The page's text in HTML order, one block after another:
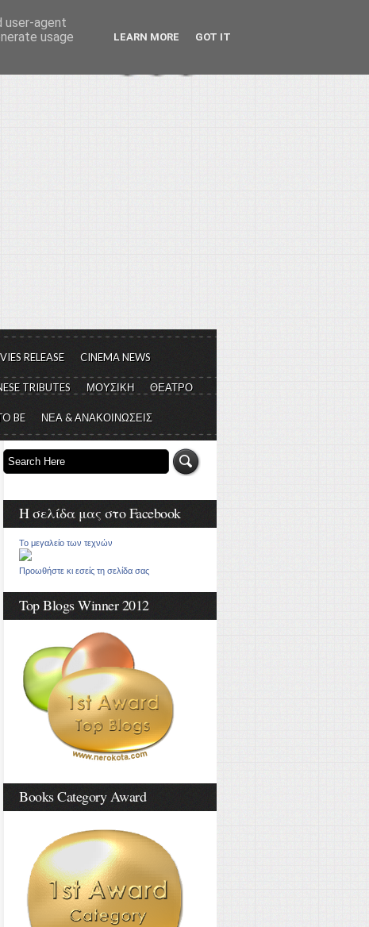
RELEASE CINEMA NEWS
TRIBUTES ΜΟΥΣΙΚΗ ΘΕΑΤΡΟ
BE ΝΕΑ & ΑΝΑΚΟΙΝΩΣΕΙΣ
Η σελίδα μας στο Facebook
Το μεγαλείο των τεχνών
Προωθήστε κι εσείς τη σελίδα σας
Top Blogs Winner 2012
Books Category Award
user-agent
usage
LEARN MORE GOT IT